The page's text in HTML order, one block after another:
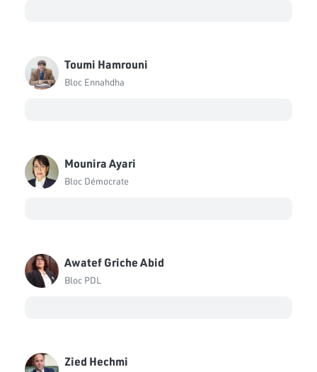
Toumi Hamrouni
Bloc Ennahdha
Mounira Ayari
Bloc Démocrate
Awatef Griche Abid
Bloc PDL
Zied Hechmi